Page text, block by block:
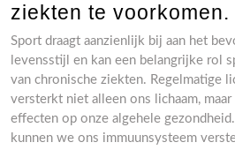
ziekten te voorkomen.
Sport draagt aanzienlijk bij aan het
levensstijl en kan een belangrijke rol
van chronische ziekten. Regelmatige
versterkt niet alleen ons lichaam,
effecten op onze algehele
kunnen we ons immuunsysteem